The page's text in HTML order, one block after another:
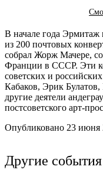
В начале года
из 200 почтовых
собрал Жорж Мачере,
Франции в СССР. Эти
советских и
Кабаков, Эрик
другие деятели
постсоветского арт-
Опубликовано 23 июня
Другие события